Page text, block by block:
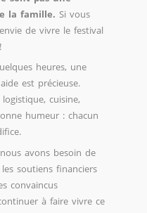
la famille. Si vous
de vivre le festival
heures, une
est précieuse.
cuisine,
humeur : chacun
avons besoin de
soutiens financiers
convaincus
à faire vivre ce